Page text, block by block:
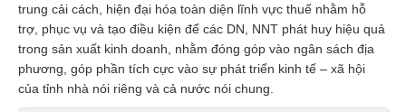
trung cải cách, hiện đại hóa toàn diện lĩnh vực thuế nhằm hỗ
trợ, phục vụ và tạo điều kiện để các DN, NNT phát huy hiệu quả
trong sản xuất kinh doanh, nhằm đóng góp vào ngân sách địa
phương, góp phần tích cực vào sự phát triển kinh tế – xã hội
của tỉnh nhà nói riêng và cả nước nói chung.